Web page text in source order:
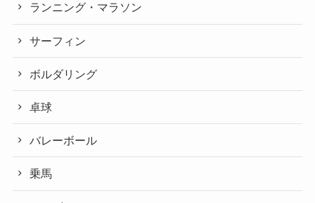
ランニング・マラソン
サーフィン
ボルダリング
卓球
バレーボール
乗馬